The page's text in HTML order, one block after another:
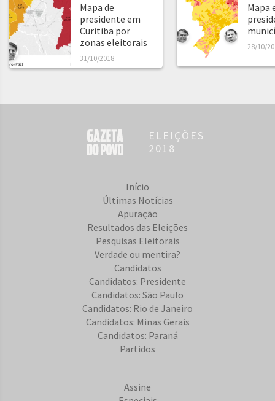
Mapa de
presidente em
Curitiba por
zonas eleitorais
31/10/2018
Mapa
28/10/
ELEIÇÕES
2018
Início
Últimas Notícias
Apuração
Resultados das Eleições
Pesquisas Eleitorais
Verdade ou mentira?
Candidatos
Candidatos: Presidente
Candidatos: São Paulo
Candidatos: Rio de Janeiro
Candidatos: Minas Gerais
Candidatos: Paraná
Partidos
Assine